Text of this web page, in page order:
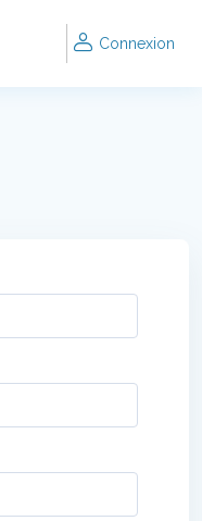
Connexion